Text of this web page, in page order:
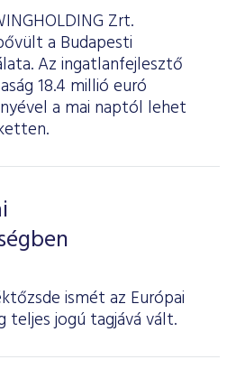
Zrt.
a Budapesti
Az ingatlanfejlesztő
18.4 millió euró
a mai naptól lehet
ismét az Európai
teljes jogú tagjává vált.